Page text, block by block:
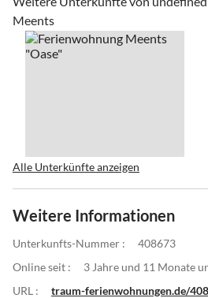
Meents
Alle Unterkünfte anzeigen
Weitere Informationen
Unterkunfts-Nummer :
408673
Online seit :
3 Jahre und 11 Monate
URL :
traum-ferienwohnungen.de/